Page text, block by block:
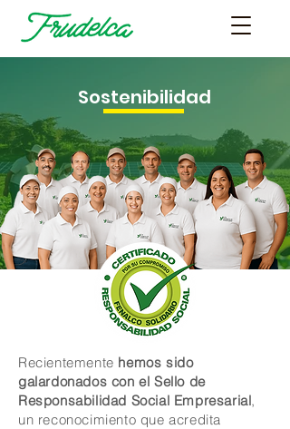
Sostenibilidad
Recientemente hemos sido
galardonados con el Sello de
Responsabilidad Social Empresarial,
un reconocimiento que acredita